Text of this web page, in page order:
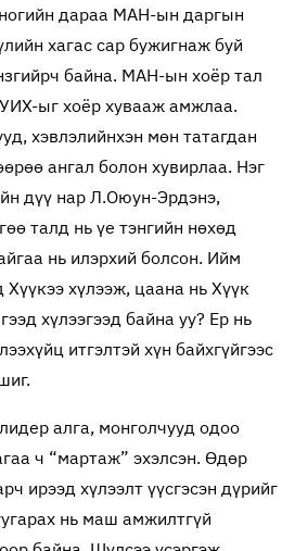
дараа МАН-ын даргын
хагас сар бужигнаж буй
байна. МАН-ын хоёр тал
ыг хоёр хувааж амжлаа.
хэвлэлийнхэн мөн татагдан
ангал болон хувирлаа. Нэг
дүү нар Л.Оюун-Эрдэнэ,
талд нь үе тэнгийн нөхөд
нь илэрхий болсон. Ийм
хүлээж, цаана нь Хүүк
хүлээгээд байна уу? Ер нь
итгэлтэй хүн байхгүйгээс
алга, монголчууд одоо
ч “мартаж” эхэлсэн. Өдөр
ирээд хүлээлт үүсгэсэн дүрийг
нь маш амжилтгүй